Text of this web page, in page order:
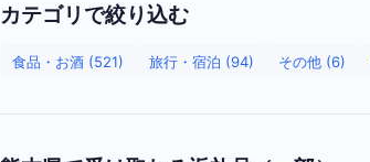
カテゴリで絞り込む
食品・お酒 (521) 旅行・宿泊 (94) その他 (6)